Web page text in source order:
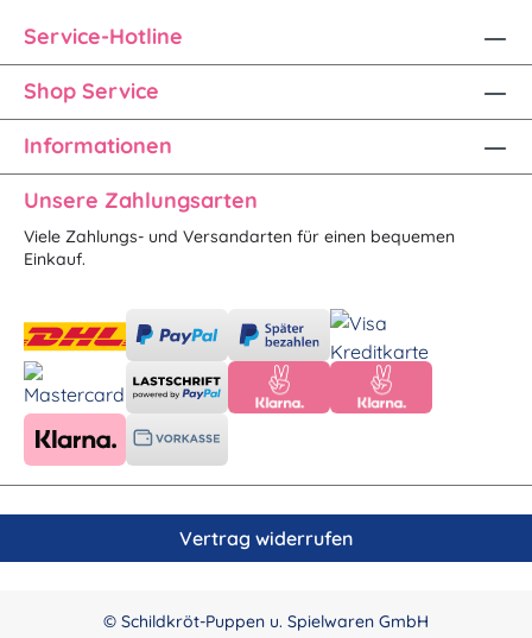
Service-Hotline
Shop Service
Informationen
Unsere Zahlungsarten
Viele Zahlungs- und Versandarten für einen bequemen
Einkauf.
Vertrag widerrufen
© Schildkröt-Puppen u. Spielwaren GmbH